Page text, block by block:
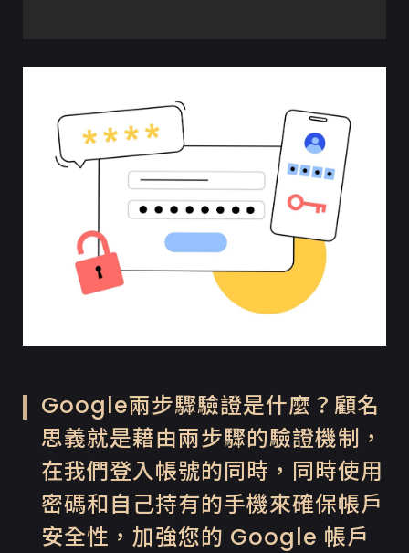
Google兩步驟驗證是什麼？顧名
思義就是藉由兩步驟的驗證機制，
在我們登入帳號的同時，同時使用
密碼和自己持有的手機來確保帳戶
安全性，加強您的 Google 帳戶